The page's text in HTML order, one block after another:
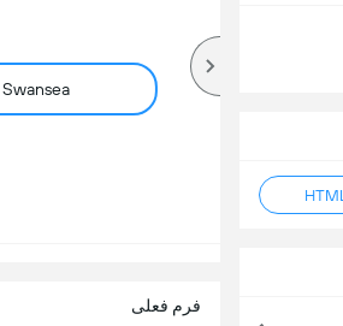
Swansea
فرم فعلی